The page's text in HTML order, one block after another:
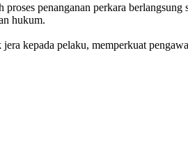
penanganan perkara berlangsung
hukum.
kepada pelaku, memperkuat